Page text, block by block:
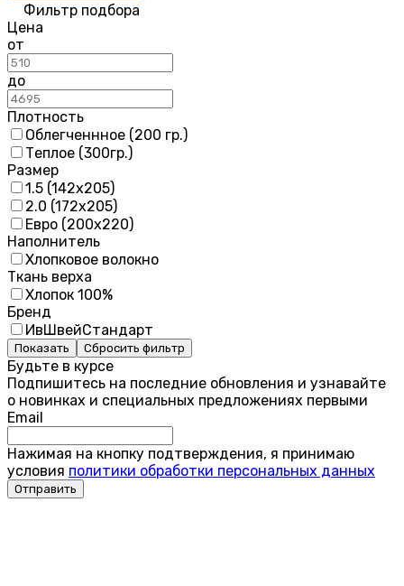
Фильтр подбора
Цена
от
до
Плотность
Облегченнное (200 гр.)
Теплое (300гр.)
Размер
1.5 (142х205)
2.0 (172х205)
Евро (200х220)
Наполнитель
Хлопковое волокно
Ткань верха
Хлопок 100%
Бренд
ИвШвейСтандарт
Показать Сбросить фильтр
Будьте в курсе
Подпишитесь на последние обновления и узнавайте
о новинках и специальных предложениях первыми
Email
Нажимая на кнопку подтверждения, я принимаю
условия политики обработки персональных данных